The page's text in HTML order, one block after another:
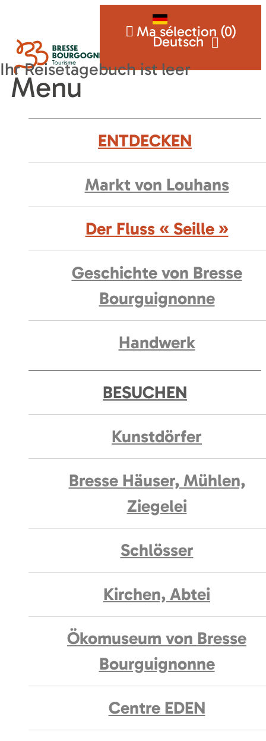
Deutsch
Ma sélection (0)
Menu
ENTDECKEN
Markt von Louhans
Der Fluss « Seille »
Geschichte von Bresse
Bourguignonne
Handwerk
BESUCHEN
Kunstdörfer
Bresse Häuser, Mühlen,
Ziegelei
Schlösser
Kirchen, Abtei
Ökomuseum von Bresse
Bourguignonne
Centre EDEN